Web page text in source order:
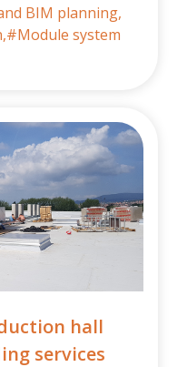
BIM planning,
#Module system
hall
services